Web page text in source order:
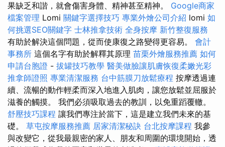
果缺乏和諧，就會傷害身體、精神甚至精神。 Google商家
檔案管理 Lomi 關鍵字選擇技巧 專業外燴公司介紹 lomi 如
何挑選SEO關鍵字 士林推拿技術 全身按摩 新竹整復服務
有助於解決這個問題，從而使康復之路變得更容易。 會計
事務所 這個名字有助於解釋其原理 苗栗外燴服務推薦 如何
申請台胞證 - 拔罐技巧教學 醫美做臉讓肌膚恢復柔嫩光彩
推拿師證照 專業清潔服務 台中筋膜刀放鬆療程 按摩透過連
續、流暢的動作輕柔而深入地進入肌肉，讓您放鬆並屈服於
滋養的觸摸。 我們必須吸取過去的教訓，以免重蹈覆轍。
舒壓技巧課程 讓我們專注於當下，這是建立我們未來的基
礎。 草屯按摩服務推薦 居家清潔秘訣 台北按摩課程 我參
與改變它，從我最親密的家人、朋友和周圍的環境開始，透